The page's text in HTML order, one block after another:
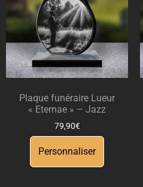
Plaque funéraire Lueur
« Eternae » – Jazz
79,90€
Personnaliser